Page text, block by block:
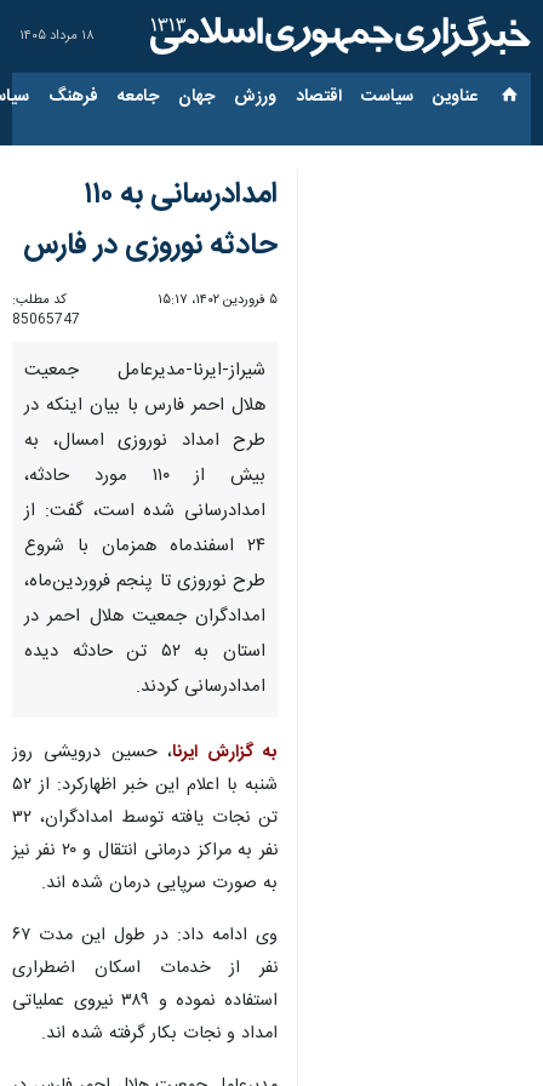
۱۸ مرداد ۱۴۰۵
عناوین‌ سیاست اقتصاد ورزش جهان جامعه فرهنگ
امدادرسانی به ۱۱۰
حادثه نوروزی در فارس
۵ فروردین ۱۴۰۲، ۱۵:۱۷
کد مطلب:
85065747
شیراز-ایرنا-مدیرعامل جمعیت
هلال احمر فارس با بیان اینکه در
طرح امداد نوروزی امسال، به
بیش از ۱۱۰ مورد حادثه،
امدادرسانی شده است، گفت: از
۲۴ اسفندماه همزمان با شروع
طرح نوروزی تا پنجم فروردین‌ماه،
امدادگران جمعیت هلال احمر در
استان به ۵۲ تن حادثه دیده
امدادرسانی کردند.
به گزارش ایرنا، حسین درویشی روز
شنبه با اعلام این خبر اظهارکرد: از ۵۲
تن نجات یافته توسط امدادگران، ۳۲
نفر به مراکز درمانی انتقال و ۲۰ نفر نیز
به صورت سرپایی درمان شده اند.
وی ادامه داد: در طول این مدت ۶۷
نفر از خدمات اسکان اضطراری
استفاده نموده و ۳۸۹ نیروی عملیاتی
امداد و نجات بکار گرفته شده اند.